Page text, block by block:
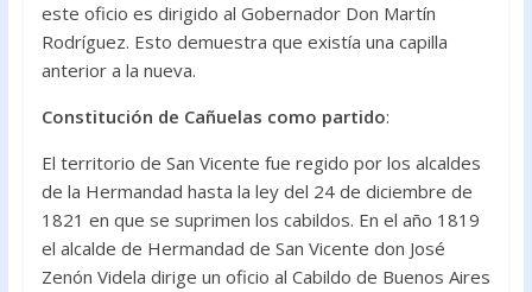
este oficio es dirigido al Gobernador Don Martín
Rodríguez. Esto demuestra que existía una capilla
anterior a la nueva.
Constitución de Cañuelas como partido:
El territorio de San Vicente fue regido por los alcaldes
de la Hermandad hasta la ley del 24 de diciembre de
1821 en que se suprimen los cabildos. En el año 1819
el alcalde de Hermandad de San Vicente don José
Zenón Videla dirige un oficio al Cabildo de Buenos Aires